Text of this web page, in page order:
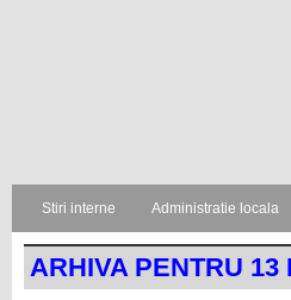
Stiri interne Administratie locala
ARHIVA PENTRU 13